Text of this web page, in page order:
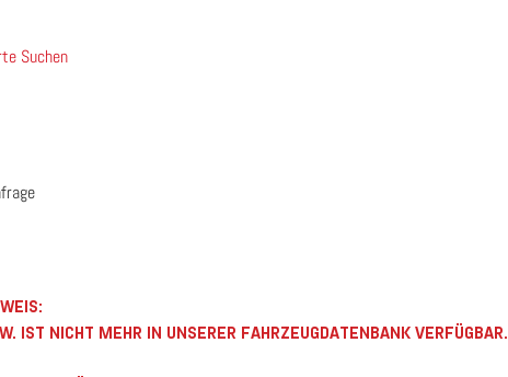
Suchen
IST NICHT MEHR IN UNSERER FAHRZEUGDATENBANK VERFÜGBAR.